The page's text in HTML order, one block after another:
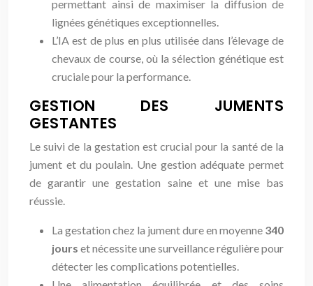
permettant ainsi de maximiser la diffusion de
lignées génétiques exceptionnelles.
L’IA est de plus en plus utilisée dans l’élevage de
chevaux de course, où la sélection génétique est
cruciale pour la performance.
GESTION DES JUMENTS
GESTANTES
Le suivi de la gestation est crucial pour la santé de la
jument et du poulain. Une gestion adéquate permet
de garantir une gestation saine et une mise bas
réussie.
La gestation chez la jument dure en moyenne 340
jours et nécessite une surveillance régulière pour
détecter les complications potentielles.